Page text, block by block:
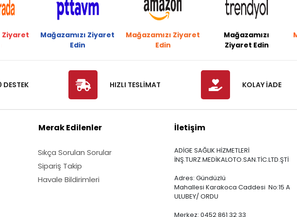
Ziyaret
Mağazamızı Ziyaret
Edin
Mağazamızı Ziyaret
Edin
Mağazamızı
Ziyaret Edin
DESTEK HIZLI TESLİMAT KOLAY İADE
Merak Edilenler
Sıkça Sorulan Sorular
Sipariş Takip
Havale Bildirimleri
İletişim
ADİGE SAĞLIK HİZMETLERİ
İNŞ.TURZ.MEDİKALOTO.SAN.TİC.LTD.ŞTİ
Adres: Gündüzlü
Mahallesi Karakoca Caddesi No:15 A
ULUBEY/ ORDU
Merkez: 0452 861 32 33